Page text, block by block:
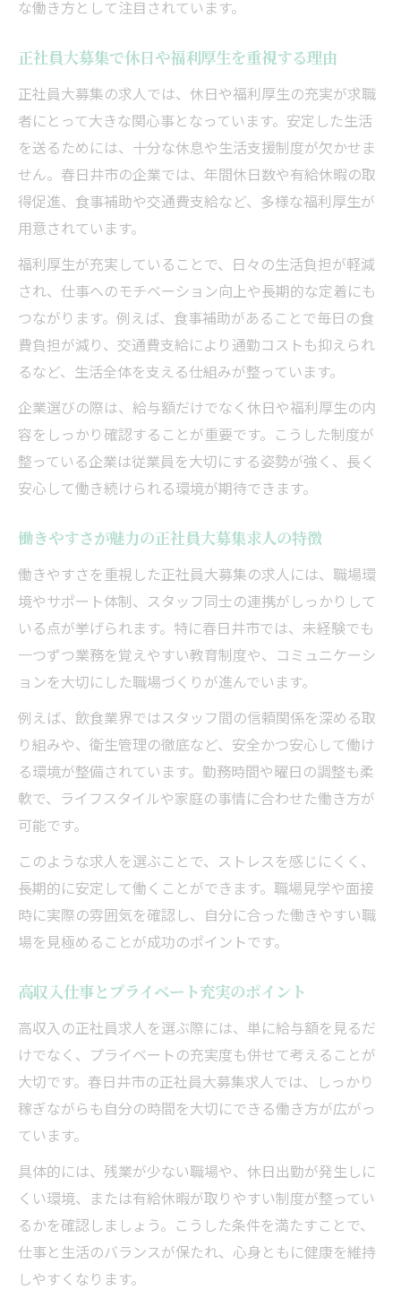
な働き方として注目されています。
正社員大募集で休日や福利厚生を重視する理由
正社員大募集の求人では、休日や福利厚生の充実が求職
者にとって大きな関心事となっています。安定した生活
を送るためには、十分な休息や生活支援制度が欠かせま
せん。春日井市の企業では、年間休日数や有給休暇の取
得促進、食事補助や交通費支給など、多様な福利厚生が
用意されています。
福利厚生が充実していることで、日々の生活負担が軽減
され、仕事へのモチベーション向上や長期的な定着にも
つながります。例えば、食事補助があることで毎日の食
費負担が減り、交通費支給により通勤コストも抑えられ
るなど、生活全体を支える仕組みが整っています。
企業選びの際は、給与額だけでなく休日や福利厚生の内
容をしっかり確認することが重要です。こうした制度が
整っている企業は従業員を大切にする姿勢が強く、長く
安心して働き続けられる環境が期待できます。
働きやすさが魅力の正社員大募集求人の特徴
働きやすさを重視した正社員大募集の求人には、職場環
境やサポート体制、スタッフ同士の連携がしっかりして
いる点が挙げられます。特に春日井市では、未経験でも
一つずつ業務を覚えやすい教育制度や、コミュニケーシ
ョンを大切にした職場づくりが進んでいます。
例えば、飲食業界ではスタッフ間の信頼関係を深める取
り組みや、衛生管理の徹底など、安全かつ安心して働け
る環境が整備されています。勤務時間や曜日の調整も柔
軟で、ライフスタイルや家庭の事情に合わせた働き方が
可能です。
このような求人を選ぶことで、ストレスを感じにくく、
長期的に安定して働くことができます。職場見学や面接
時に実際の雰囲気を確認し、自分に合った働きやすい職
場を見極めることが成功のポイントです。
高収入仕事とプライベート充実のポイント
高収入の正社員求人を選ぶ際には、単に給与額を見るだ
けでなく、プライベートの充実度も併せて考えることが
大切です。春日井市の正社員大募集求人では、しっかり
稼ぎながらも自分の時間を大切にできる働き方が広がっ
ています。
具体的には、残業が少ない職場や、休日出勤が発生しに
くい環境、または有給休暇が取りやすい制度が整ってい
るかを確認しましょう。こうした条件を満たすことで、
仕事と生活のバランスが保たれ、心身ともに健康を維持
しやすくなります。